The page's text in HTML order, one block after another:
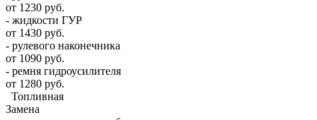
от 1230 руб.
- жидкости ГУР
от 1430 руб.
- рулевого наконечника
от 1090 руб.
- ремня гидроусилителя
от 1280 руб.
Топливная
Замена